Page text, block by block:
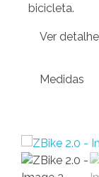
bicicleta.
Ver
Medidas